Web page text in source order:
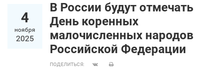
4
ноября
2025
В России будут отмечать
День коренных
малочисленных народов
Российской Федерации
ПОДЕЛИТЬСЯ: